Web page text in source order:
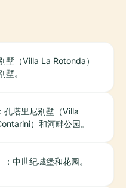
墅（Villa La Rotonda）
墅。
：孔塔里尼别墅（Villa
）和河畔公园。
：中世纪城堡和花园。